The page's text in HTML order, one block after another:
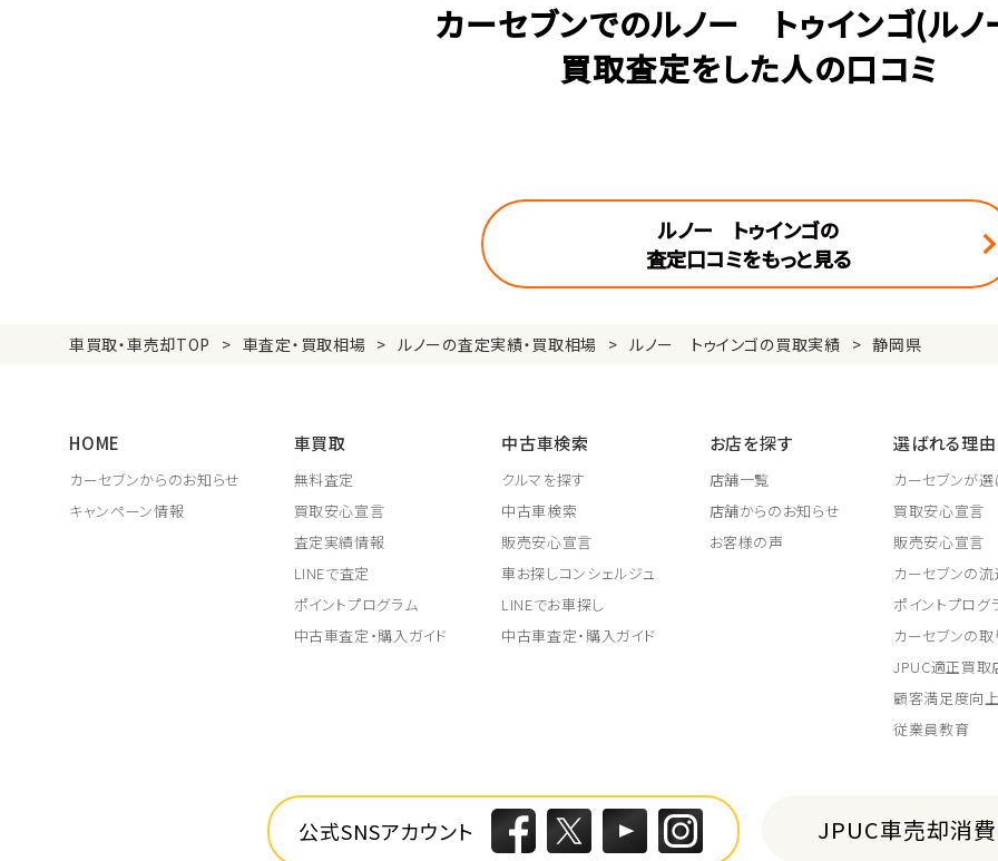
カーセブンでのルノー トゥインゴ(ル
買取査定をした人の口コミ
ルノー トゥインゴの
査定口コミをもっと見る
車買取・車売却TOP 車査定・買取相場 ルノーの査定実績・買取相場 ルノー トゥインゴの買取実績 静岡県
HOME
カーセブンからのお知らせ
キャンペーン情報
車買取
無料査定
買取安心宣言
査定実績情報
LINEで査定
ポイントプログラム
中古車査定・購入ガイド
中古車検索
クルマを探す
中古車検索
販売安心宣言
車お探しコンシェルジュ
LINEでお車探し
中古車査定・購入ガイド
お店を探す
店舗一覧
店舗からのお知らせ
お客様の声
選ばれる理由
カーセブンが
買取安心宣言
販売安心宣言
カーセブンの
ポイントプログ
カーセブンの
JPUC適正買取
顧客満足度向
従業員教育
公式SNSアカウント JPUC車売却消